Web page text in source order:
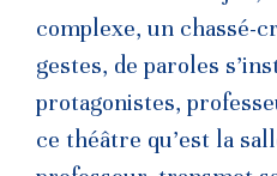
complexe, un chassé-
gestes, de paroles
protagonistes,
ce théâtre qu’est la